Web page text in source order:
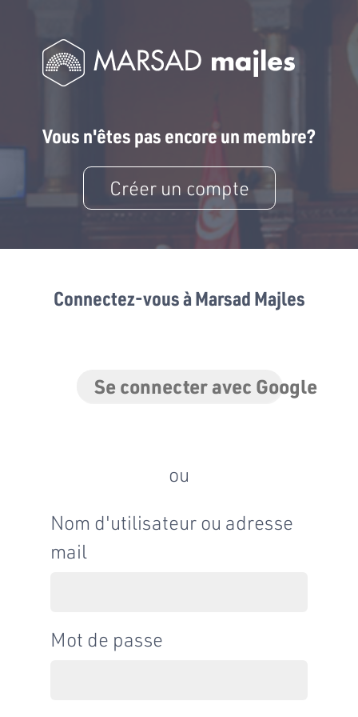
Vous n'êtes pas encore un membre?
Créer un compte
Connectez-vous à Marsad Majles
Se connecter avec Google
ou
Nom d'utilisateur ou adresse
mail
Mot de passe